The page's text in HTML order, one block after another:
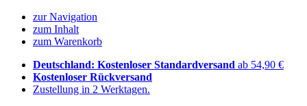
zur Navigation
zum Inhalt
zum Warenkorb
Deutschland: Kostenloser Standardversand ab 54,90 €
Kostenloser Rückversand
Zustellung in 2 Werktagen.